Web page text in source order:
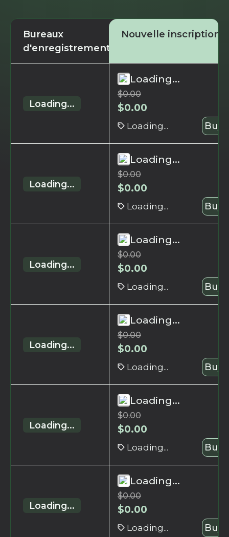
Bureaux
d'enregistrement
Nouvelle inscription
Loading...
Loading...
$0.00
$0.00
Loading... Buy
Loading...
Loading...
$0.00
$0.00
Loading... Buy
Loading...
Loading...
$0.00
$0.00
Loading... Buy
Loading...
Loading...
$0.00
$0.00
Loading... Buy
Loading...
Loading...
$0.00
$0.00
Loading... Buy
Loading...
Loading...
$0.00
$0.00
Loading... Buy